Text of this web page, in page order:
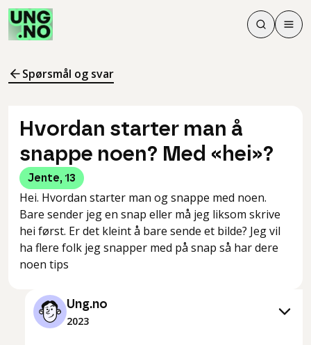
Søk
Søk
Meny
Spørsmål og svar
Hvordan starter man å
snappe noen? Med «hei»?
Jente, 13
Hei. Hvordan starter man og snappe med noen.
Bare sender jeg en snap eller må jeg liksom skrive
hei først. Er det kleint å bare sende et bilde? Jeg vil
ha flere folk jeg snapper med på snap så har dere
noen tips
Ung.no
2023